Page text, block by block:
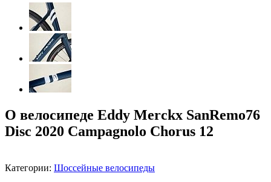
О велосипеде Eddy Merckx SanRemo76
Disc 2020 Campagnolo Chorus 12
Категории: Шоссейные велосипеды